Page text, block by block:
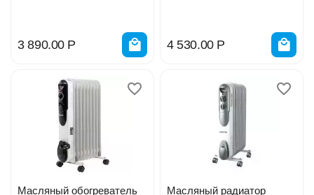
3 890.00 Р 4 530.00 Р
Масляный обогреватель
Масляный радиатор